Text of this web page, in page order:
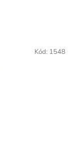
Kód: 1548